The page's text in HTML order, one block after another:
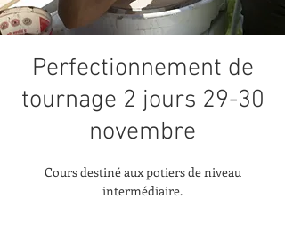
Perfectionnement de
tournage 2 jours 29-30
novembre
Cours destiné aux potiers de niveau
intermédiaire.